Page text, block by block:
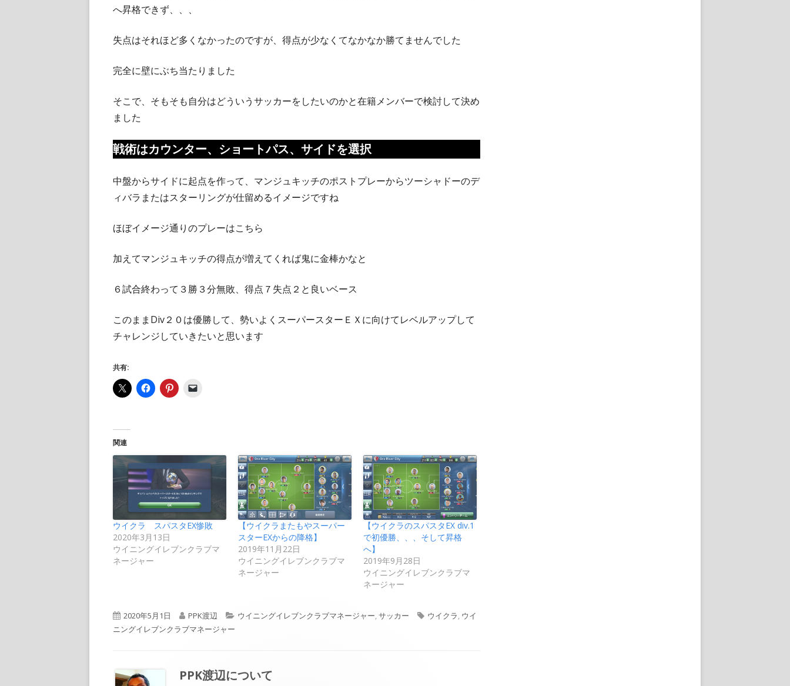
へ昇格できず、、、
失点はそれほど多くなかったのですが、得点が少なくてなかなか勝てませんでした
完全に壁にぶち当たりました
そこで、そもそも自分はどういうサッカーをしたいのかと在籍メンバーで検討して決め
ました
戦術はカウンター、ショートパス、サイドを選択
中盤からサイドに起点を作って、マンジュキッチのポストプレーからツーシャドーのデ
ィバラまたはスターリングが仕留めるイメージですね
ほぼイメージ通りのプレーはこちら
加えてマンジュキッチの得点が増えてくれば鬼に金棒かなと
６試合終わって３勝３分無敗、得点７失点２と良いベース
このままDiv２０は優勝して、勢いよくスーパースターＥＸに向けてレベルアップして
チャレンジしていきたいと思います
共有:
関連
ウイクラ スパスタEX惨敗
2020年3月13日
ウイニングイレブンクラブマ
ネージャー
【ウイクラまたもやスーパー
スターEXからの降格】
2019年11月22日
ウイニングイレブンクラブマ
ネージャー
【ウイクラのスパスタEX div.1
で初優勝、、、そして昇格
へ】
2019年9月28日
ウイニングイレブンクラブマ
ネージャー
公
開
2020年5月1日
作
成
PPK渡辺
カ
ウイニングイレブンクラブマネージャー,サッカー
タ
ウイクラ, ウイ
ニングイレブンクラブマネージャー
PPK渡辺について